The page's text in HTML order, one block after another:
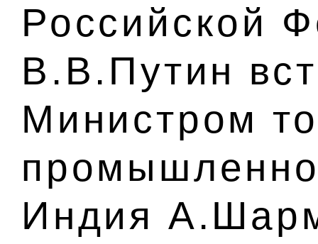
Российской
В.В.Путин
Министром
Индия